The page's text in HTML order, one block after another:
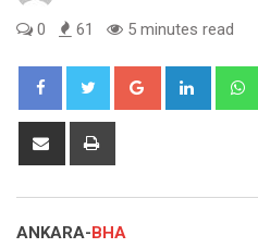
0 61 5 minutes read
Google+ LinkedIn
Share
ANKARA-BHA